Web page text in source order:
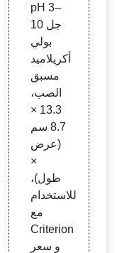
pH 3–
10 جل
بولي
أكريلاميد
مسبق
الصب،
13.3 ×
8.7 سم
(عرض
×
طول)،
للاستخدام
مع
Criterion
و سعر